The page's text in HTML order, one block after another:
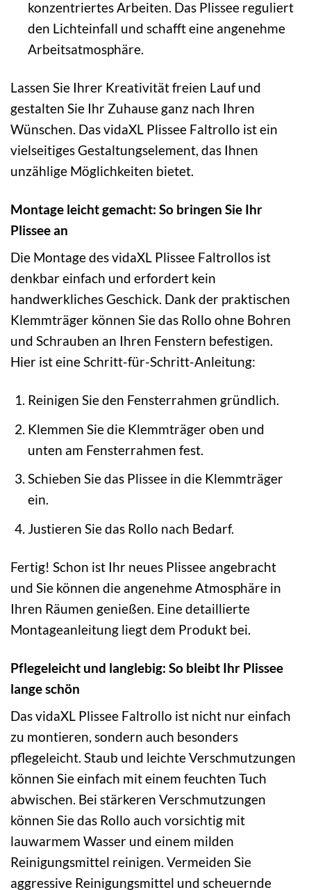
konzentriertes Arbeiten. Das Plissee reguliert
den Lichteinfall und schafft eine angenehme
Arbeitsatmosphäre.
Lassen Sie Ihrer Kreativität freien Lauf und
gestalten Sie Ihr Zuhause ganz nach Ihren
Wünschen. Das vidaXL Plissee Faltrollo ist ein
vielseitiges Gestaltungselement, das Ihnen
unzählige Möglichkeiten bietet.
Montage leicht gemacht: So bringen Sie Ihr
Plissee an
Die Montage des vidaXL Plissee Faltrollos ist
denkbar einfach und erfordert kein
handwerkliches Geschick. Dank der praktischen
Klemmträger können Sie das Rollo ohne Bohren
und Schrauben an Ihren Fenstern befestigen.
Hier ist eine Schritt-für-Schritt-Anleitung:
Reinigen Sie den Fensterrahmen gründlich.
Klemmen Sie die Klemmträger oben und
unten am Fensterrahmen fest.
Schieben Sie das Plissee in die Klemmträger
ein.
Justieren Sie das Rollo nach Bedarf.
Fertig! Schon ist Ihr neues Plissee angebracht
und Sie können die angenehme Atmosphäre in
Ihren Räumen genießen. Eine detaillierte
Montageanleitung liegt dem Produkt bei.
Pflegeleicht und langlebig: So bleibt Ihr Plissee
lange schön
Das vidaXL Plissee Faltrollo ist nicht nur einfach
zu montieren, sondern auch besonders
pflegeleicht. Staub und leichte Verschmutzungen
können Sie einfach mit einem feuchten Tuch
abwischen. Bei stärkeren Verschmutzungen
können Sie das Rollo auch vorsichtig mit
lauwarmem Wasser und einem milden
Reinigungsmittel reinigen. Vermeiden Sie
aggressive Reinigungsmittel und scheuernde